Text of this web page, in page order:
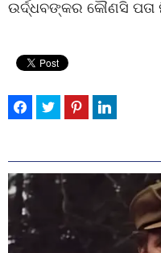
ଉର୍ଦ୍ଧବଙ୍କର କୌଣସି ପତା